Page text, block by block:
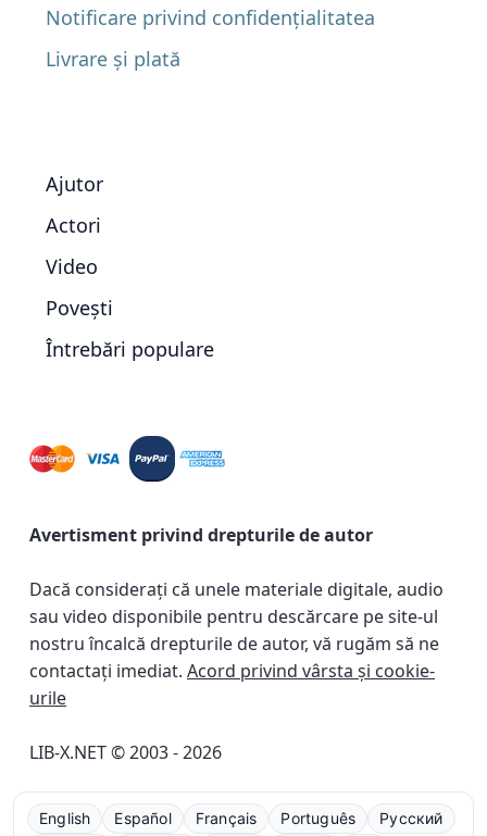
Notificare privind confidențialitatea
Livrare și plată
Ajutor
Actori
Video
Povești
Întrebări populare
Avertisment privind drepturile de autor
Dacă considerați că unele materiale digitale, audio
sau video disponibile pentru descărcare pe site-ul
nostru încalcă drepturile de autor, vă rugăm să ne
contactați imediat. Acord privind vârsta și cookie-
urile
LIB-X.NET © 2003 - 2026
English Español Français Português Русский